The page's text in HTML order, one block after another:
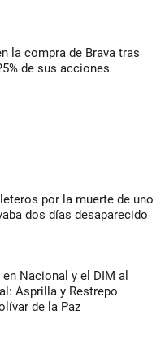
la compra de Brava tras
de sus acciones
por la muerte de uno
dos días desaparecido
Nacional y el DIM al
Asprilla y Restrepo
de la Paz